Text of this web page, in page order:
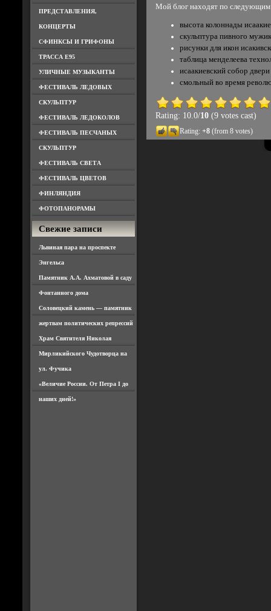
ПРЕДСТАВЛЕНИЯ,
КОНЦЕРТЫ
СФИНКСЫ И ГРИФОНЫ
ТРАССА Е95
УЛИЧНЫЕ МУЗЫКАНТЫ
ФЕСТИВАЛЬ ЛЕДОВЫХ
СКУЛЬПТУР
ФЕСТИВАЛЬ ЛЕДОКОЛОВ
ФЕСТИВАЛЬ ПЕСЧАНЫХ
СКУЛЬПТУР
ФЕСТИВАЛЬ СВЕТА
ФЕСТИВАЛЬ ЦВЕТОВ
ФИНЛЯНДИЯ
ФОТОПАНОРАМЫ
Свежие записи
Львиная пара на проспекте
Энгельса
Памятник А.А. Ахматовой в саду
Фонтанного дома
Соловецкий камень — памятник
жертвам политических репрессий
Храм Святителя Николая
Мирликийского Чудотворца на
ул. Фучика
«Величие России. От Петра I до
наших дней!»
Мой блог находят по следующим
высота колоннады
скульптура пивного
рисунки для икон
таблица менделеева
исаакиевский собор двери
смольный во время
Rating: 10.0/10(9 votes cast)
Rating: +8(from 8 votes)